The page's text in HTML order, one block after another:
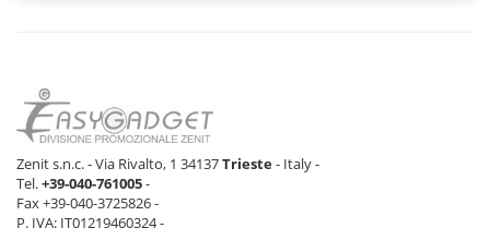
Zenit s.n.c. - Via Rivalto, 1 34137Trieste- Italy -
Tel.+39-040-761005-
Fax +39-040-3725826 -
P. IVA: IT01219460324 -